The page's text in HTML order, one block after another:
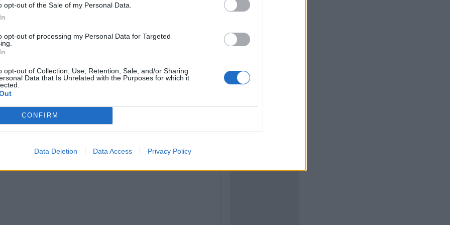
opt-out of the Sale of my Personal Data.
opt-out of processing my Personal Data for Targeted
opt-out of Collection, Use, Retention, Sale, and/or Sharing
Data that Is Unrelated with the Purposes for which it
CONFIRM
Data Deletion Data Access Privacy Policy